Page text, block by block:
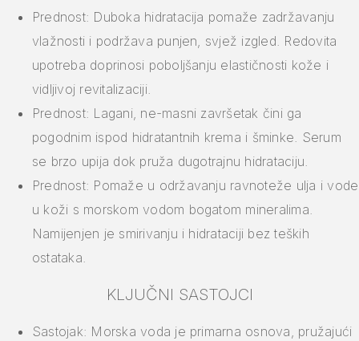
Prednost: Duboka hidratacija pomaže zadržavanju
vlažnosti i podržava punjen, svjež izgled. Redovita
upotreba doprinosi poboljšanju elastičnosti kože i
vidljivoj revitalizaciji.
Prednost: Lagani, ne-masni završetak čini ga
pogodnim ispod hidratantnih krema i šminke. Serum
se brzo upija dok pruža dugotrajnu hidrataciju.
Prednost: Pomaže u održavanju ravnoteže ulja i vode
u koži s morskom vodom bogatom mineralima.
Namijenjen je smirivanju i hidrataciji bez teških
ostataka.
KLJUČNI SASTOJCI
Sastojak: Morska voda je primarna osnova, pružajući